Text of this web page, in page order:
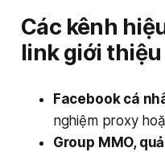
Các kênh
link giới thiệu
Facebook cá
nghiệm proxy
Group MMO,